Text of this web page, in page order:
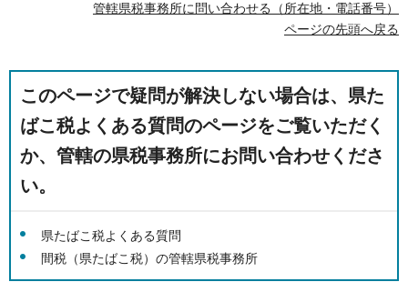
管轄県税事務所に問い合わせる（所在地・電話番号）
ページの先頭へ戻る
このページで疑問が解決しない場合は、県た
ばこ税よくある質問のページをご覧いただく
か、管轄の県税事務所にお問い合わせくださ
い。
県たばこ税よくある質問
間税（県たばこ税）の管轄県税事務所